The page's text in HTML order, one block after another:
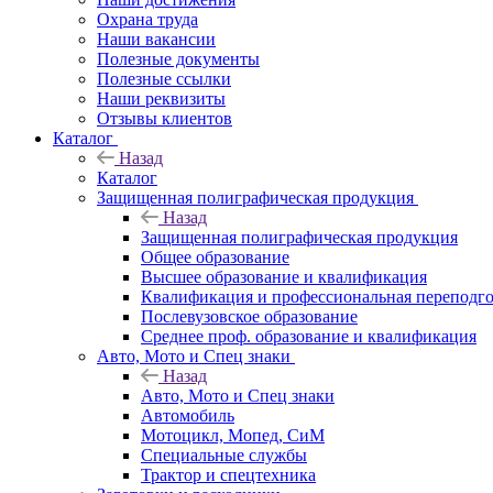
Охрана труда
Наши вакансии
Полезные документы
Полезные ссылки
Наши реквизиты
Отзывы клиентов
Каталог
Назад
Каталог
Защищенная полиграфическая продукция
Назад
Защищенная полиграфическая продукция
Общее образование
Высшее образование и квалификация
Квалификация и профессиональная
Послевузовское образование
Среднее проф. образование и квалификация
Авто, Мото и Спец знаки
Назад
Авто, Мото и Спец знаки
Автомобиль
Мотоцикл, Мопед, СиМ
Специальные службы
Трактор и спецтехника